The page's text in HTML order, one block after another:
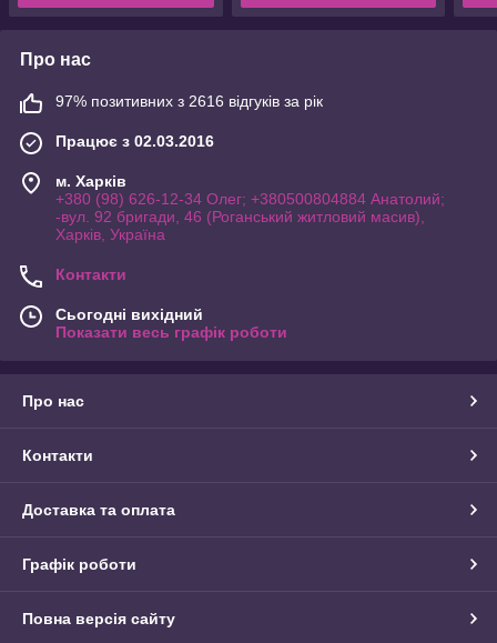
Про нас
97% позитивних з 2616 відгуків за рік
Працює з 02.03.2016
м. Харків
+380 (98) 626-12-34 Олег; +380500804884 Анатолий;
-вул. 92 бригади, 46 (Роганський житловий масив),
Харків, Україна
Контакти
Сьогодні вихідний
Показати весь графік роботи
Про нас
Контакти
Доставка та оплата
Графік роботи
Повна версія сайту